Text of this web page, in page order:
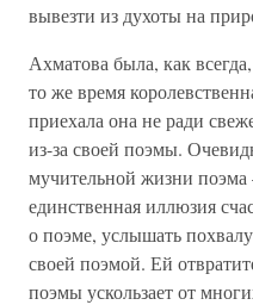
вывезти из духоты на
Ахматова была, как
то же время
приехала она не ради
из-за своей поэмы.
мучительной жизни
единственная иллюзия
о поэме, услышать
своей поэмой. Ей
поэмы ускользает от